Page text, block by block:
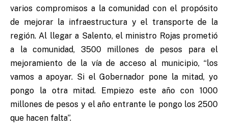
varios compromisos a la comunidad con el propósito
de mejorar la infraestructura y el transporte de la
región. Al llegar a Salento, el ministro Rojas prometió
a la comunidad, 3500 millones de pesos para el
mejoramiento de la vía de acceso al municipio, “los
vamos a apoyar. Si el Gobernador pone la mitad, yo
pongo la otra mitad. Empiezo este año con 1000
millones de pesos y el año entrante le pongo los 2500
que hacen falta”.